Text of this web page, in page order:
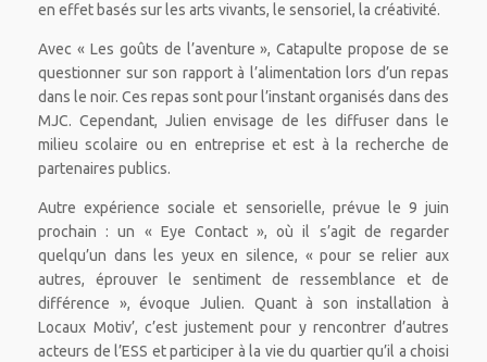
en effet basés sur les arts vivants, le sensoriel, la créativité.
Avec « Les goûts de l’aventure », Catapulte propose de se
questionner sur son rapport à l’alimentation lors d’un repas
dans le noir. Ces repas sont pour l’instant organisés dans des
MJC. Cependant, Julien envisage de les diffuser dans le
milieu scolaire ou en entreprise et est à la recherche de
partenaires publics.
Autre expérience sociale et sensorielle, prévue le 9 juin
prochain : un « Eye Contact », où il s’agit de regarder
quelqu’un dans les yeux en silence, « pour se relier aux
autres, éprouver le sentiment de ressemblance et de
différence », évoque Julien. Quant à son installation à
Locaux Motiv’, c’est justement pour y rencontrer d’autres
acteurs de l’ESS et participer à la vie du quartier qu’il a choisi